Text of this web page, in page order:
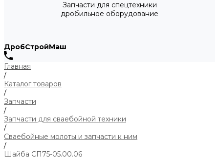
Запчасти для спецтехники
дробильное оборудование
ДробСтройМаш
Главная
/
Каталог товаров
/
Запчасти
/
Запчасти для сваебойной техники
/
Сваебойные молоты и запчасти к ним
/
Шайба СП75-05.00.06